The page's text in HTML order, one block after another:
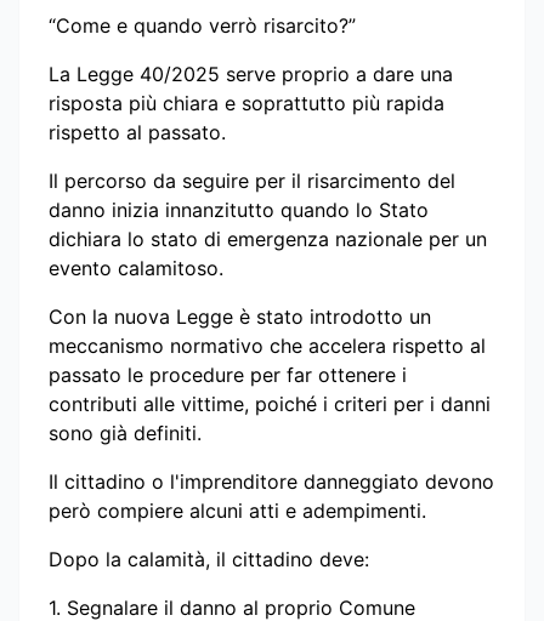
“Come e quando verrò risarcito?”
La Legge 40/2025 serve proprio a dare una
risposta più chiara e soprattutto più rapida
rispetto al passato.
Il percorso da seguire per il risarcimento del
danno inizia innanzitutto quando lo Stato
dichiara lo stato di emergenza nazionale per un
evento calamitoso.
Con la nuova Legge è stato introdotto un
meccanismo normativo che accelera rispetto al
passato le procedure per far ottenere i
contributi alle vittime, poiché i criteri per i danni
sono già definiti.
Il cittadino o l'imprenditore danneggiato devono
però compiere alcuni atti e adempimenti.
Dopo la calamità, il cittadino deve:
1.⁠ ⁠Segnalare il danno al proprio Comune